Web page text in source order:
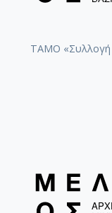
ΤΑΜΟ «Συλλογή